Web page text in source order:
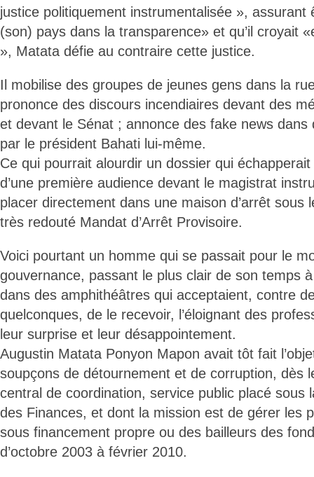
justice politiquement instrumentalisée », assurant
(son) pays dans la transparence» et qu’il croyait
», Matata défie au contraire cette justice.
Il mobilise des groupes de jeunes gens dans la
prononce des discours incendiaires devant des
et devant le Sénat ; annonce des fake news dans
par le président Bahati lui-même.
Ce qui pourrait alourdir un dossier qui échapperait
d’une première audience devant le magistrat
placer directement dans une maison d’arrêt sous
très redouté Mandat d’Arrêt Provisoire.
Voici pourtant un homme qui se passait pour le
gouvernance, passant le plus clair de son temps
dans des amphithéâtres qui acceptaient, contre
quelconques, de le recevoir, l’éloignant des
leur surprise et leur désappointement.
Augustin Matata Ponyon Mapon avait tôt fait
soupçons de détournement et de corruption, dès
central de coordination, service public placé sous
des Finances, et dont la mission est de gérer les
sous financement propre ou des bailleurs des
d’octobre 2003 à février 2010.